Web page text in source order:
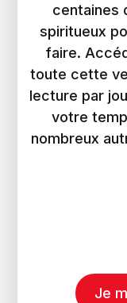
centaines
spiritueux
faire.
toute cette
lecture par
votre
nombreux
Je